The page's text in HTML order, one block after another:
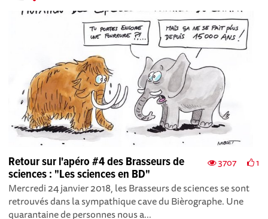
3707 1
Retour sur l'apéro #4 des Brasseurs de
sciences : "Les sciences en BD"
Mercredi 24 janvier 2018, les Brasseurs de sciences se sont
retrouvés dans la sympathique cave du Bièrographe. Une
quarantaine de personnes nous a...